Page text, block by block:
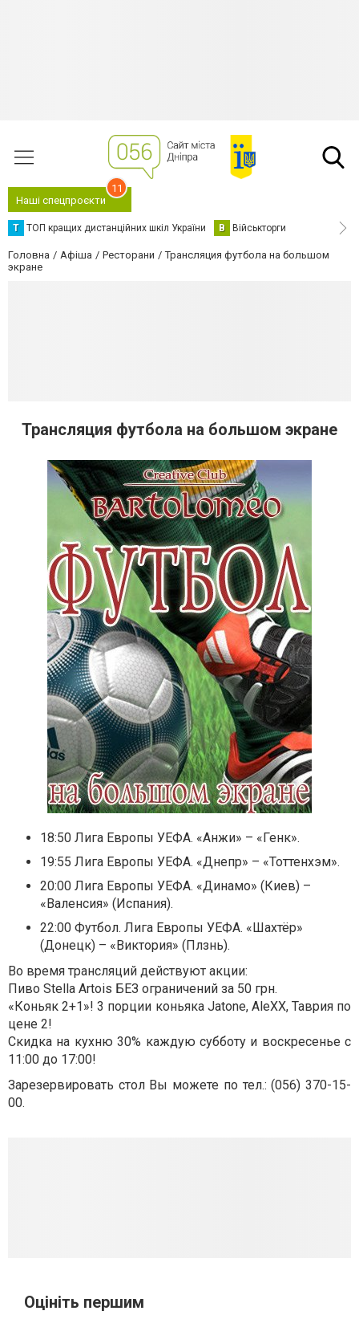
Наші спецпроєкти
11
Т ТОП кращих дистанційних шкіл України В Військторги
Головна Афіша Ресторани
Трансляция футбола на большом
экране
Трансляция футбола на большом экране
18:50 Лига Европы УЕФА. «Анжи» – «Генк».
19:55 Лига Европы УЕФА. «Днепр» – «Тоттенхэм».
20:00 Лига Европы УЕФА. «Динамо» (Киев) –
«Валенсия» (Испания).
22:00 Футбол. Лига Европы УЕФА. «Шахтёр»
(Донецк) – «Виктория» (Плзнь).
Во время трансляций действуют акции:
Пиво Stella Artois БЕЗ ограничений за 50 грн.
«Коньяк 2+1»! 3 порции коньяка Jatonе, AleXX, Таврия по
цене 2!
Скидка на кухню 30% каждую субботу и воскресенье с
11:00 до 17:00!
Зарезервировать стол Вы можете по тел.:(056) 370-15-
00.
Оцініть першим